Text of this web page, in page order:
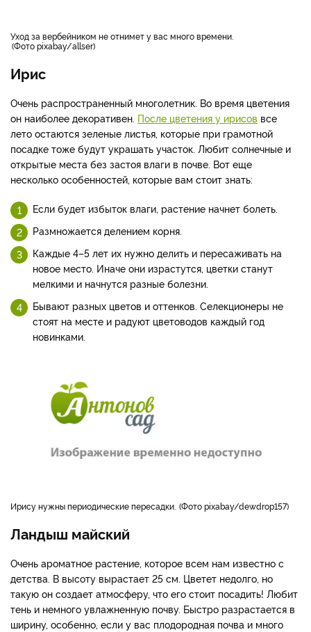
Уход за вербейником не отнимет у вас много времени.
Фото pixabay/allser
Ирис
Очень распространенный многолетник. Во время цветения
он наиболее декоративен. После цветения у ирисов все
лето остаются зеленые листья, которые при грамотной
посадке тоже будут украшать участок. Любит солнечные и
открытые места без застоя влаги в почве. Вот еще
несколько особенностей, которые вам стоит знать:
Если будет избыток влаги, растение начнет болеть.
Размножается делением корня.
Каждые 4–5 лет их нужно делить и пересаживать на
новое место. Иначе они израстутся, цветки станут
мелкими и начнутся разные болезни.
Бывают разных цветов и оттенков. Селекционеры не
стоят на месте и радуют цветоводов каждый год
новинками.
Ирису нужны периодические пересадки. Фото pixabay/dewdrop157
Ландыш майский
Очень ароматное растение, которое всем нам известно с
детства. В высоту вырастает 25 см. Цветет недолго, но
такую он создает атмосферу, что его стоит посадить! Любит
тень и немного увлажненную почву. Быстро разрастается в
ширину, особенно, если у вас плодородная почва и много